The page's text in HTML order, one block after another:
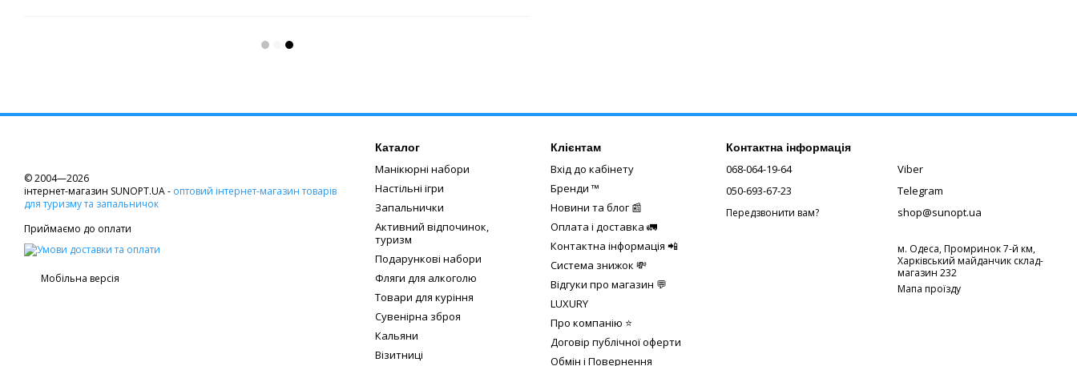
© 2004—2026
інтернет-магазин SUNOPT.UA - оптовий інтернет-магазин товарів
для туризму та запальничок
Приймаємо до оплати
Мобільна версія
Каталог
Манікюрні набори
Настільні ігри
Запальнички
Активний відпочинок,
туризм
Подарункові набори
Фляги для алкоголю
Товари для куріння
Сувенірна зброя
Кальяни
Візитниці
Клієнтам
Вхід до кабінету
Бренди ™️
Новини та блог 📰
Оплата і доставка 🚛
Контактна інформація 📲
Система знижок 💸
Відгуки про магазин 💬
LUXURY
Про компанію ⭐
Договір публічної оферти
Обмін і Повернення
Контактна інформація
068-064-19-64
050-693-67-23
Передзвонити вам?
Viber
Telegram
shop@sunopt.ua
м. Одеса, Промринок 7-й км,
Харківський майданчик склад-
магазин 232
Мапа проїзду